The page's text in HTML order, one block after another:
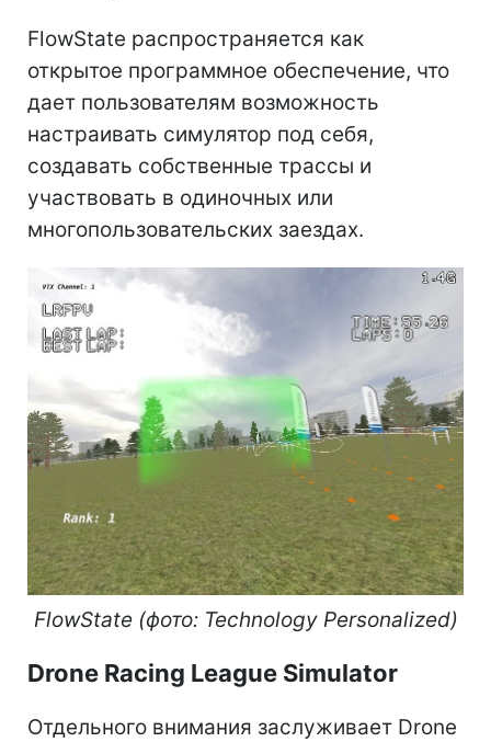
FlowState распространяется как
открытое программное обеспечение, что
дает пользователям возможность
настраивать симулятор под себя,
создавать собственные трассы и
участвовать в одиночных или
многопользовательских заездах.
FlowState (фото: Technology Personalized)
Drone Racing League Simulator
Отдельного внимания заслуживает Drone